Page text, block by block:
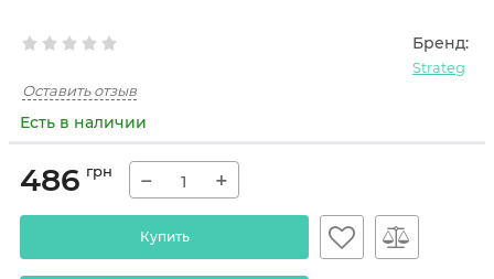
Бренд:
Strateg
Оставить отзыв
Есть в наличии
486 грн − +
Купить